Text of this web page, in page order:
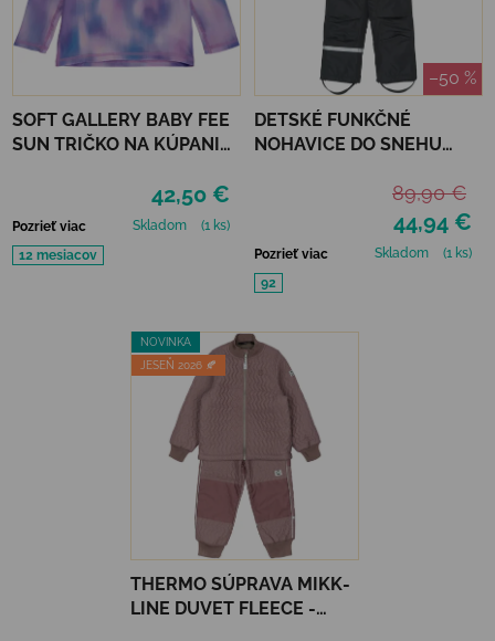
SOFT GALLERY BABY FEE
SUN TRIČKO NA KÚPANIE
42,50 €
Pozrieť viac Skladom
(1 ks)
12 mesiacov
–50 %
DETSKÉ FUNKČNÉ
NOHAVICE DO SNEHU
44,94 €
89,90 €
Pozrieť viac Skladom
(1 ks)
92
NOVINKA
JESEŇ 2026 🍂
THERMO SÚPRAVA MIKK-
LINE DUVET FLEECE -